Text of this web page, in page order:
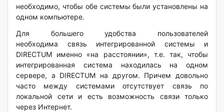
необходимо, чтобы обе системы были установлены на
одном компьютере.
Для большего удобства пользователей
необходима связь интегрированной системы и
DIRECTUM именно «на расстоянии», т.е. так, чтобы
интегрированная система находилась на одном
сервере, а DIRECTUM на другом. Причем довольно
часто между системами отсутствует связь по
локальной сети и есть возможность связи только
через Интернет.